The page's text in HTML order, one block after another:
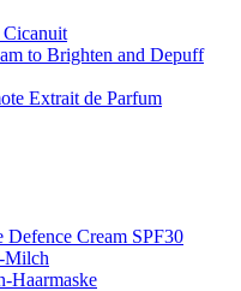
Cicanuit
to Brighten and Depuff
Extrait de Parfum
Cream SPF30
Milch
Haarmaske